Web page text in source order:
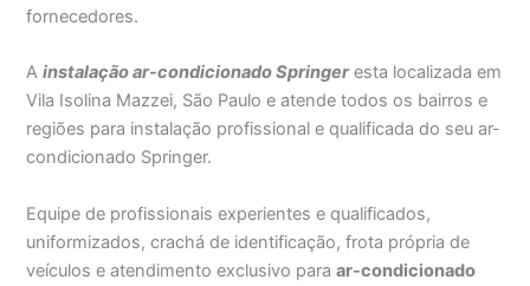
fornecedores.
Ainstalação ar-condicionado Springeresta localizada em
Vila Isolina Mazzei, São Paulo e atende todos os bairros e
regiões para instalação profissional e qualificada do seu ar-
condicionado Springer.
Equipe de profissionais experientes e qualificados,
uniformizados, crachá de identificação, frota própria de
veículos e atendimento exclusivo paraar-condicionado